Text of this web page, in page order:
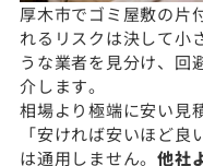
厚木市でゴミ屋敷の片
れるリスクは決して小
うな業者を見分け、回
介します。
相場より極端に安い見
「安ければ安いほど
は通用しません。 他社